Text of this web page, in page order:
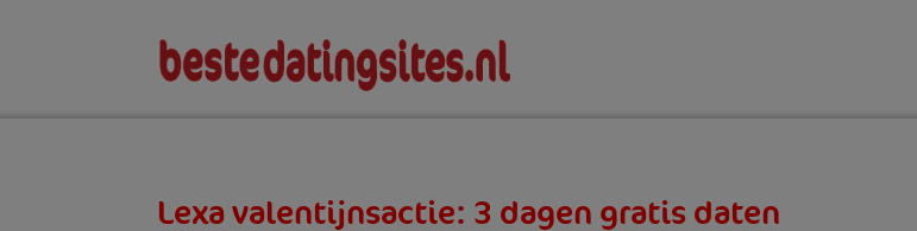
Lexa valentijnsactie: 3 dagen gratis daten